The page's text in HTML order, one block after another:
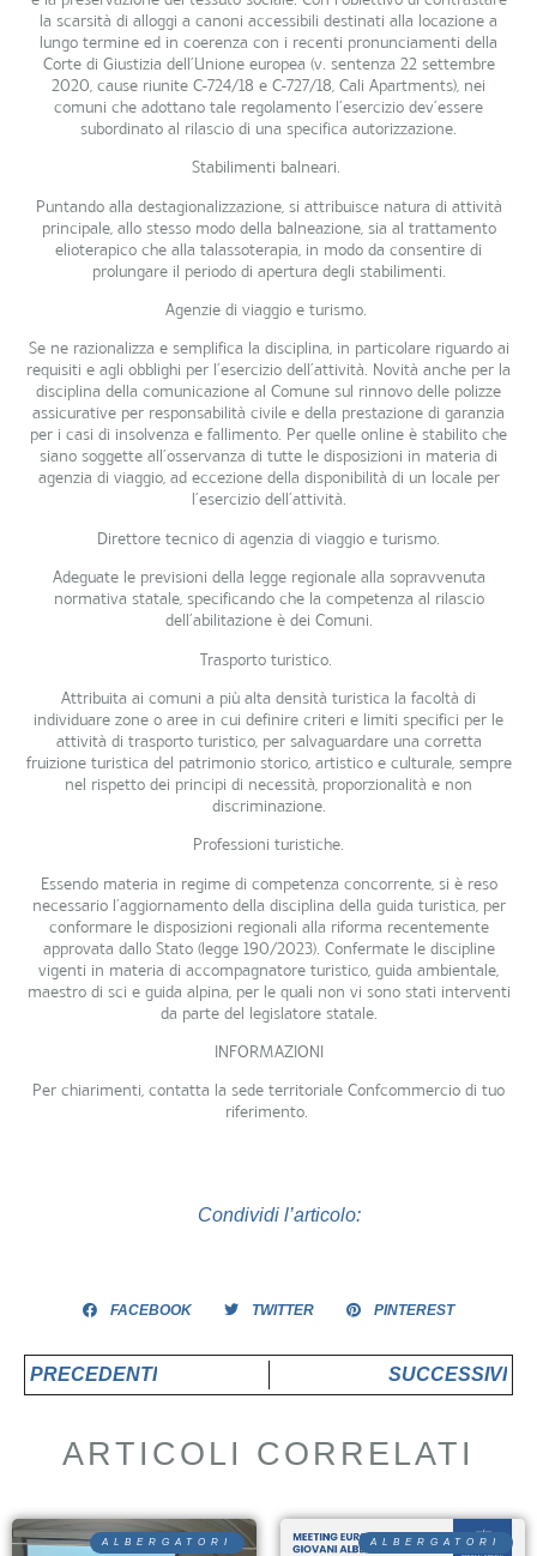
la scarsità di alloggi a canoni accessibili destinati alla locazione a
lungo termine ed in coerenza con i recenti pronunciamenti della
Corte di Giustizia dell’Unione europea (v. sentenza 22 settembre
2020, cause riunite C-724/18 e C-727/18, Cali Apartments), nei
comuni che adottano tale regolamento l’esercizio dev’essere
subordinato al rilascio di una specifica autorizzazione.
Stabilimenti balneari.
Puntando alla destagionalizzazione, si attribuisce natura di attività
principale, allo stesso modo della balneazione, sia al trattamento
elioterapico che alla talassoterapia, in modo da consentire di
prolungare il periodo di apertura degli stabilimenti.
Agenzie di viaggio e turismo.
Se ne razionalizza e semplifica la disciplina, in particolare riguardo ai
requisiti e agli obblighi per l’esercizio dell’attività. Novità anche per la
disciplina della comunicazione al Comune sul rinnovo delle polizze
assicurative per responsabilità civile e della prestazione di garanzia
per i casi di insolvenza e fallimento. Per quelle online è stabilito che
siano soggette all’osservanza di tutte le disposizioni in materia di
agenzia di viaggio, ad eccezione della disponibilità di un locale per
l’esercizio dell’attività.
Direttore tecnico di agenzia di viaggio e turismo
Adeguate le previsioni della legge regionale alla sopravvenuta
normativa statale, specificando che la competenza al rilascio
dell’abilitazione è dei Comuni.
Trasporto turistico.
Attribuita ai comuni a più alta densità turistica la facoltà di
individuare zone o aree in cui definire criteri e limiti specifici per le
attività di trasporto turistico, per salvaguardare una corretta
fruizione turistica del patrimonio storico, artistico e culturale, sempre
nel rispetto dei principi di necessità, proporzionalità e non
discriminazione.
Professioni turistiche.
Essendo materia in regime di competenza concorrente, si è reso
necessario l’aggiornamento della disciplina della guida turistica, per
conformare le disposizioni regionali alla riforma recentemente
approvata dallo Stato (legge 190/2023). Confermate le discipline
vigenti in materia di accompagnatore turistico, guida ambientale,
maestro di sci e guida alpina, per le quali non vi sono stati interventi
da parte del legislatore statale.
INFORMAZIONI
Per chiarimenti, contatta la sede territoriale Confcommercio di tuo
riferimento.
Condividi l’articolo:
FACEBOOK TWITTER PINTEREST
PRECEDENTI SUCCESSIVI
ARTICOLI CORRELATI
ALBERGATORI ALBERGATORI